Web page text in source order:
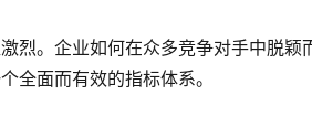
烈。企业如何在众多竞争对手中脱颖
全面而有效的指标体系。